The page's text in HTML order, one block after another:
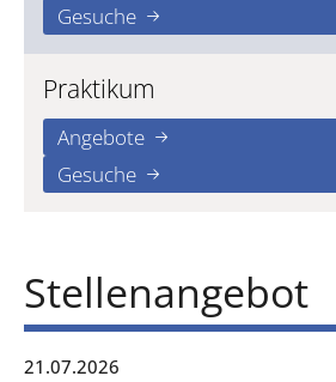
Gesuche
Praktikum
Angebote
Gesuche
Stellenangebot
21.07.2026